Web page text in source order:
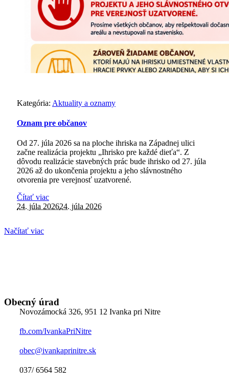
Kategória: Aktuality a oznamy
Oznam pre občanov
Od 27. júla 2026 sa na ploche ihriska na Západnej ulici
začne realizácia projektu „Ihrisko pre každé dieťa“. Z
dôvodu realizácie stavebných prác bude ihrisko od 27. júla
2026 až do ukončenia projektu a jeho slávnostného
otvorenia pre verejnosť uzatvorené.
Čítať viac
24. júla 202624. júla 2026
Načítať viac
Obecný úrad
Novozámocká 326, 951 12 Ivanka pri Nitre
fb.com/IvankaPriNitre
obec@ivankaprinitre.sk
037/ 6564 582